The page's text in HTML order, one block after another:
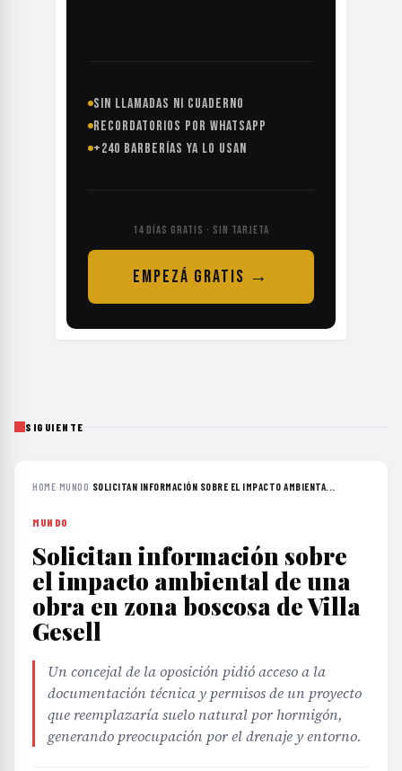
SIN LLAMADAS NI CUADERNO
RECORDATORIOS POR WHATSAPP
+240 BARBERÍAS YA LO USAN
14 DÍAS GRATIS · SIN TARJETA
EMPEZÁ GRATIS →
SIGUIENTE
HOME›MUNDO› SOLICITAN INFORMACIÓN SOBRE EL IMPACTO AMBIENTA...
MUNDO
Solicitan información sobre
el impacto ambiental de una
obra en zona boscosa de Villa
Gesell
Un concejal de la oposición pidió acceso a la
documentación técnica y permisos de un proyecto
que reemplazaría suelo natural por hormigón,
generando preocupación por el drenaje y entorno.